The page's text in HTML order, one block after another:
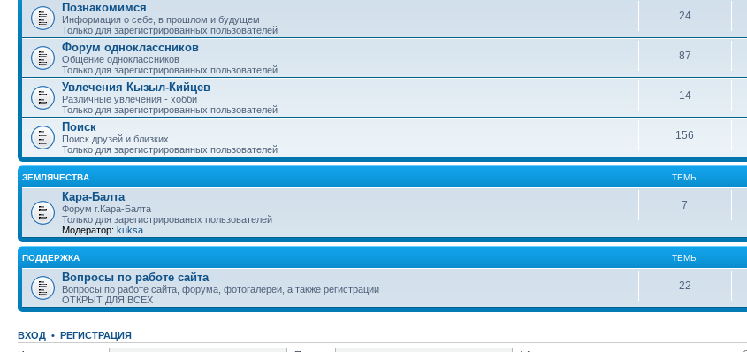
Познакомимся
Информация о себе, в прошлом и будущем
Только для зарегистрированных пользователей
24
Форум одноклассников
Общение одноклассников
Только для зарегистрированных пользователей
87
Увлечения Кызыл-Кийцев
Различные увлечения - хобби
Только для зарегистрированных пользователей
14
Поиск
Поиск друзей и близких
Только для зарегистрированных пользователей
156
ЗЕМЛЯЧЕСТВА ТЕМЫ
Кара-Балта
Форум г.Кара-Балта
Только для зарегистрированых пользователей
Модератор: kuksa
7
ПОДДЕРЖКА ТЕМЫ
Вопросы по работе сайта
Вопросы по работе сайта, форума, фотогалереи, а также регистрации
ОТКРЫТ ДЛЯ ВСЕХ
22
ВХОД • РЕГИСТРАЦИЯ